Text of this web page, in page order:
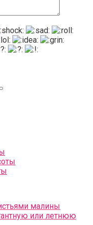
малины
или летнюю